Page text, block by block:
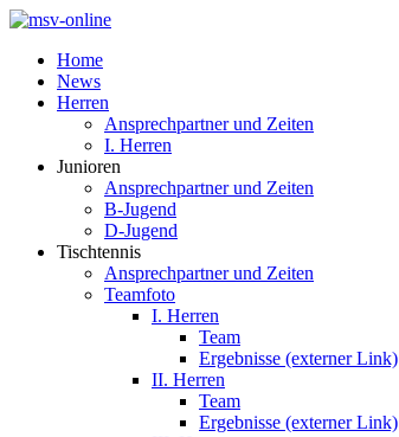
Home
News
Herren
Ansprechpartner und Zeiten
I. Herren
Junioren
Ansprechpartner und Zeiten
B-Jugend
D-Jugend
Tischtennis
Ansprechpartner und Zeiten
Teamfoto
I. Herren
Team
Ergebnisse (externer Link)
II. Herren
Team
Ergebnisse (externer Link)